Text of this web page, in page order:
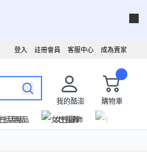
成為賣家
客服中心
註冊會員
登入
我的酷澎
購物車
生活用品 女性服飾